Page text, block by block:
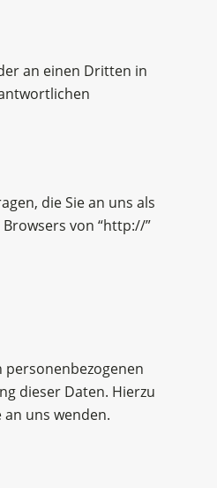
an einen Dritten in
die Sie an uns als
von “http://”
personenbezogenen
dieser Daten. Hierzu
uns wenden.